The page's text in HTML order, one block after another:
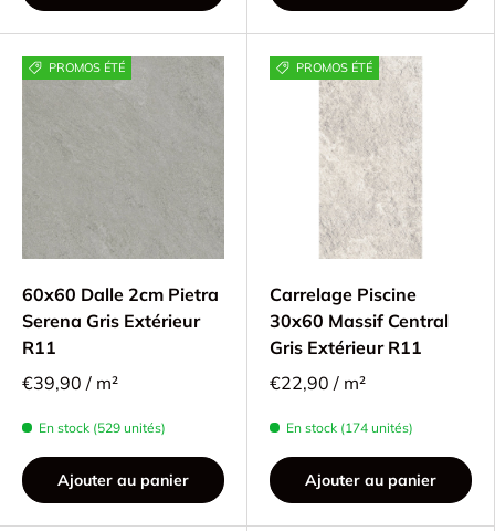
PROMOS ÉTÉ
60x60 Dalle 2cm Pietra
Serena Gris Extérieur
R11
€39,90 / m²
En stock (529 unités)
Ajouter au panier
PROMOS ÉTÉ
Carrelage Piscine
30x60 Massif Central
Gris Extérieur R11
€22,90 / m²
En stock (174 unités)
Ajouter au panier